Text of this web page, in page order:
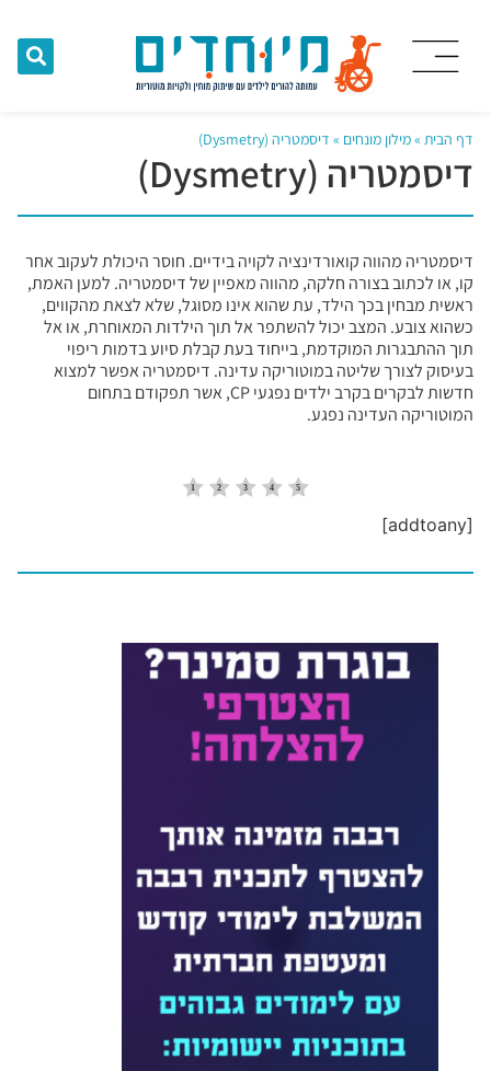
דף הבית »מילון מונחים » דיסמטריה (Dysmetry)
דיסמטריה (Dysmetry)
דיסמטריה מהווה קואורדינציה לקויה בידיים. חוסר היכולת לעקוב אחר
קו, או לכתוב בצורה חלקה, מהווה מאפיין של דיסמטריה. למען האמת,
ראשית מבחין בכך הילד, עת שהוא אינו מסוגל, שלא לצאת מהקווים,
כשהוא צובע. המצב יכול להשתפר אל תוך הילדות המאוחרת, או אל
תוך ההתבגרות המוקדמת, בייחוד בעת קבלת סיוע בדמות ריפוי
בעיסוק לצורך שליטה במוטוריקה עדינה. דיסמטריה אפשר למצוא
חדשות לבקרים בקרב ילדים נפגעי CP, אשר תפקודם בתחום
המוטוריקה העדינה נפגע.
[addtoany]